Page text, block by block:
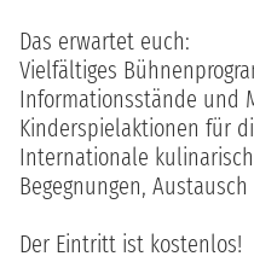
Das erwartet euch:
Vielfältiges
Informationsstände und
Kinderspielaktionen für
Internationale
Begegnungen,
Der Eintritt ist kostenlos!